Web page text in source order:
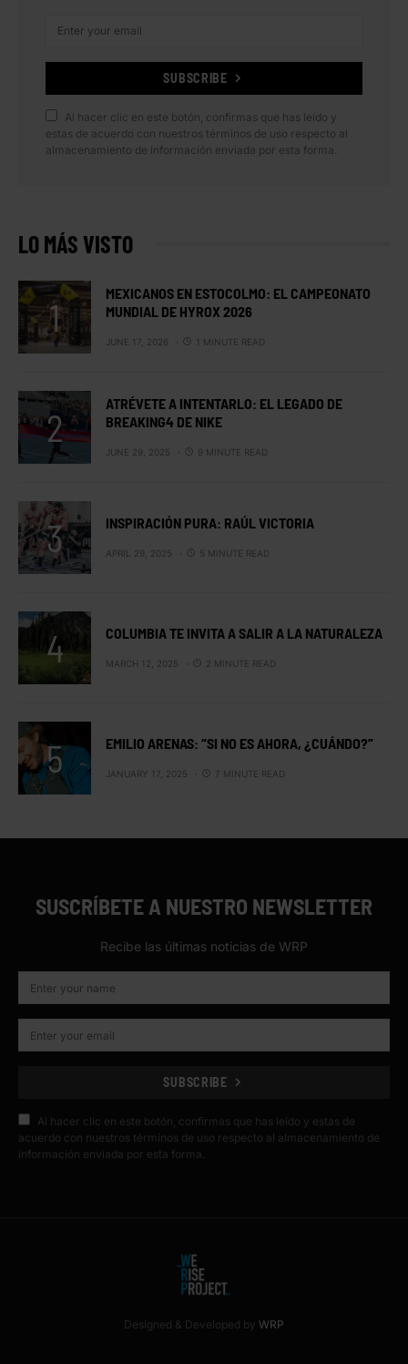
SUBSCRIBE
Al hacer clic en este botón, confirmas que has leído y
estas de acuerdo con nuestros términos de uso respecto al
almacenamiento de información enviada por esta forma.
LO MÁS VISTO
MEXICANOS EN ESTOCOLMO: EL CAMPEONATO
MUNDIAL DE HYROX 2026
JUNE 17, 2026 1 MINUTE READ
ATRÉVETE A INTENTARLO: EL LEGADO DE
BREAKING4 DE NIKE
JUNE 29, 2025 9 MINUTE READ
INSPIRACIÓN PURA: RAÚL VICTORIA
APRIL 29, 2025 5 MINUTE READ
COLUMBIA TE INVITA A SALIR A LA NATURALEZA
MARCH 12, 2025 2 MINUTE READ
EMILIO ARENAS: “SI NO ES AHORA, ¿CUÁNDO?”
JANUARY 17, 2025 7 MINUTE READ
SUSCRÍBETE A NUESTRO NEWSLETTER
Recibe las últimas noticias de WRP
SUBSCRIBE
Al hacer clic en este botón, confirmas que has leído y estas de
acuerdo con nuestros términos de uso respecto al almacenamiento de
información enviada por esta forma.
Designed & Developed by WRP